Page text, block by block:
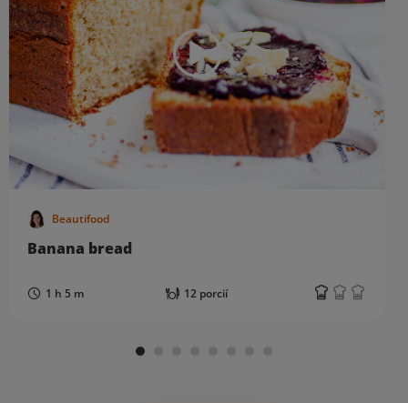
Beautifood
Banana bread
1 h 5 m 12 porcií